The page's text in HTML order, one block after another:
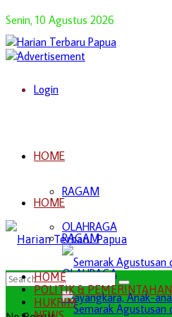
Senin, 10 Agustus 2026
Login
HOME
RAGAM
OLAHRAGA
HOME
RAGAM
OLAHRAGA
HOME
POLITIK & PEMERINTAHAN
HUKRIM